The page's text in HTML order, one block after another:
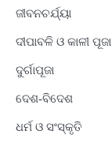
ଜୀବନଚର୍ଯ୍ୟା
ଦୀପାବଳି ଓ କାଳୀ ପୂଜା
ଦୁର୍ଗାପୂଜା
ଦେଶ-ବିଦେଶ
ଧର୍ମ ଓ ସଂସ୍କୃତି